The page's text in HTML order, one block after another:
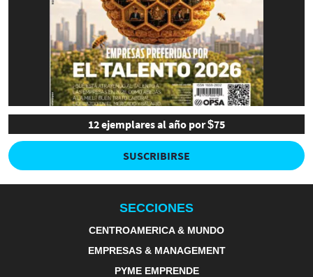
12 ejemplares al año por $75
SUSCRIBIRSE
SECCIONES
CENTROAMERICA & MUNDO
EMPRESAS & MANAGEMENT
PYME EMPRENDE